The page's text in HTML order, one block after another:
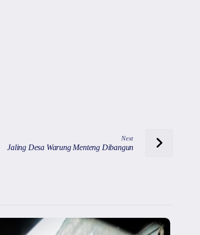
Next
Jaling Desa Warung Menteng Dibangun